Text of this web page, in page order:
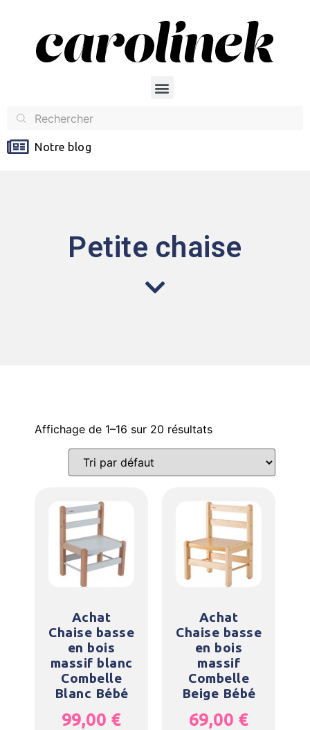
Notre blog
Petite chaise
Affichage de 1–16 sur 20 résultats
Achat
Chaise basse
en bois
massif blanc
Combelle
Blanc Bébé
99,00 €
Achat
Chaise basse
en bois
massif
Combelle
Beige Bébé
69,00 €